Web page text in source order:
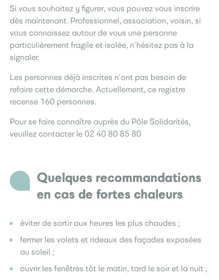
Je participe
Saint-Seb’ le mag Sourds et
malentendants
Si vous souhaitez y figurer, vous pouvez vous inscrire
dès maintenant. Professionnel, association, voisin, si
vous connaissez autour de vous une personne
particulièrement fragile et isolée, n’hésitez pas à la
signaler.
Les personnes déjà inscrites n’ont pas besoin de
refaire cette démarche. Actuellement, ce registre
recense 160 personnes.
Pour se faire connaître auprès du Pôle Solidarités,
veuillez contacter le 02 40 80 85 80
Quelques recommandations
en cas de fortes chaleurs
éviter de sortir aux heures les plus chaudes ;
fermer les volets et rideaux des façades exposées
au soleil ;
ouvrir les fenêtres tôt le matin, tard le soir et la nuit ;